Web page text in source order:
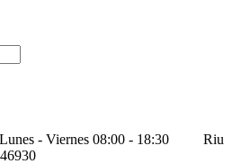
Lunes - Viernes 08:00 - 18:30
Riu